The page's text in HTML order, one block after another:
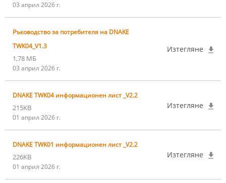
03 април 2026 г.
Ръководство за потребителя на DNAKE
TWK04_V1.3
1,78 МБ
03 април 2026 г.
Изтегляне
DNAKE TWK04 информационен лист _V2.2
215KB
01 април 2026 г.
Изтегляне
DNAKE TWK01 информационен лист _V2.2
226KB
01 април 2026 г.
Изтегляне